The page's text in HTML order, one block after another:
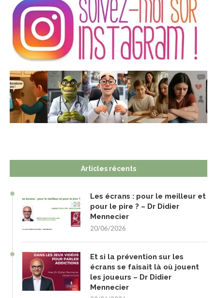
Articles récents
Les écrans : pour le meilleur et
pour le pire ? – Dr Didier
Mennecier
20/06/2026
Et si la prévention sur les
écrans se faisait là où jouent
les joueurs – Dr Didier
Mennecier